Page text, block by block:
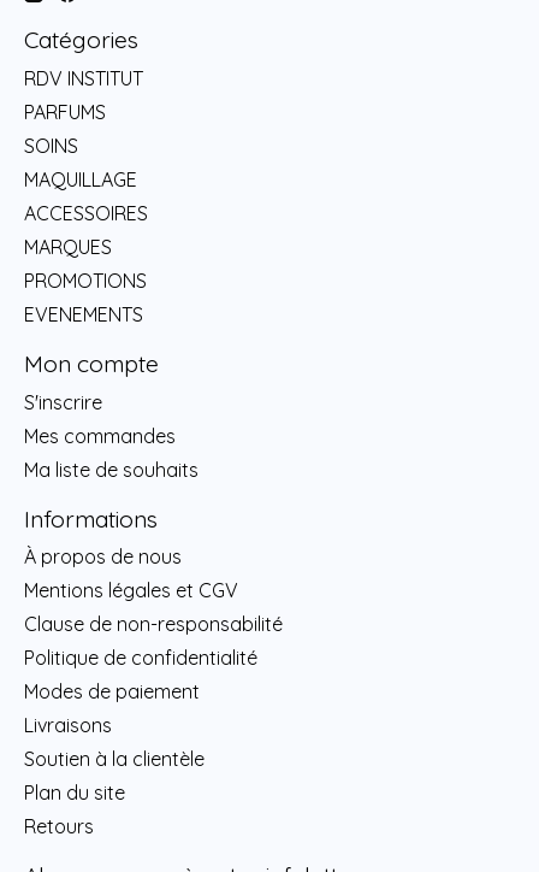
Catégories
RDV INSTITUT
PARFUMS
SOINS
MAQUILLAGE
ACCESSOIRES
MARQUES
PROMOTIONS
EVENEMENTS
Mon compte
S'inscrire
Mes commandes
Ma liste de souhaits
Informations
À propos de nous
Mentions légales et CGV
Clause de non-responsabilité
Politique de confidentialité
Modes de paiement
Livraisons
Soutien à la clientèle
Plan du site
Retours